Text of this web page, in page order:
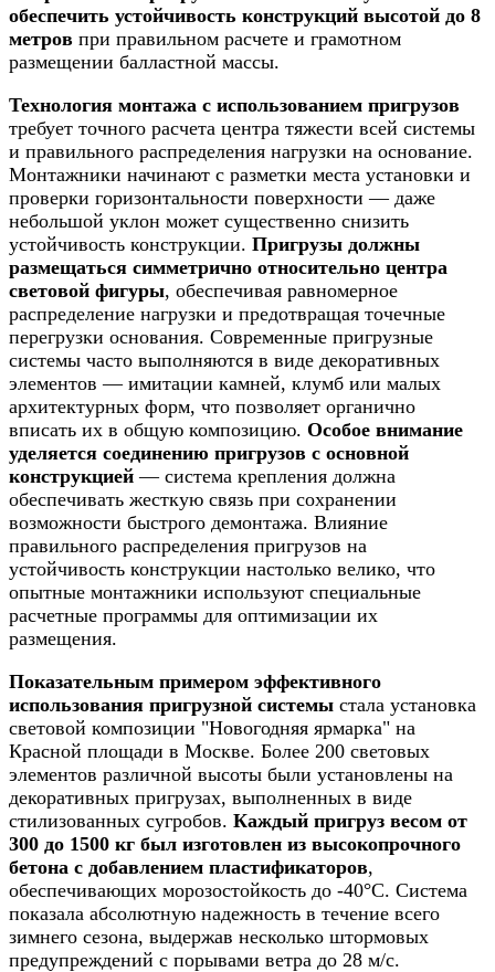
обеспечить устойчивость конструкций высотой до 8
метров при правильном расчете и грамотном
размещении балластной массы.
Технология монтажа с использованием пригрузов
требует точного расчета центра тяжести всей системы
и правильного распределения нагрузки на основание.
Монтажники начинают с разметки места установки и
проверки горизонтальности поверхности — даже
небольшой уклон может существенно снизить
устойчивость конструкции. Пригрузы должны
размещаться симметрично относительно центра
световой фигуры, обеспечивая равномерное
распределение нагрузки и предотвращая точечные
перегрузки основания. Современные пригрузные
системы часто выполняются в виде декоративных
элементов — имитации камней, клумб или малых
архитектурных форм, что позволяет органично
вписать их в общую композицию. Особое внимание
уделяется соединению пригрузов с основной
конструкцией — система крепления должна
обеспечивать жесткую связь при сохранении
возможности быстрого демонтажа. Влияние
правильного распределения пригрузов на
устойчивость конструкции настолько велико, что
опытные монтажники используют специальные
расчетные программы для оптимизации их
размещения.
Показательным примером эффективного
использования пригрузной системы стала установка
световой композиции "Новогодняя ярмарка" на
Красной площади в Москве. Более 200 световых
элементов различной высоты были установлены на
декоративных пригрузах, выполненных в виде
стилизованных сугробов. Каждый пригруз весом от
300 до 1500 кг был изготовлен из высокопрочного
бетона с добавлением пластификаторов,
обеспечивающих морозостойкость до -40°C. Система
показала абсолютную надежность в течение всего
зимнего сезона, выдержав несколько штормовых
предупреждений с порывами ветра до 28 м/с.